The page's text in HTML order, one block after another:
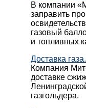
В компании
заправить
газовый
и топливных
Доставка газа.
Компания
доставке
газгольдера.